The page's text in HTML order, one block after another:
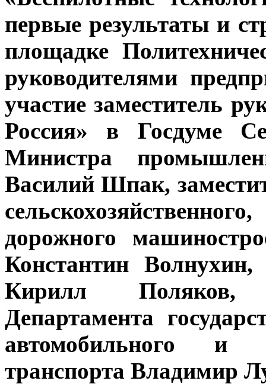
первые результаты и
площадке
руководителями
участие заместитель
Россия» в Госдуме
Министра
Василий Шпак,
дорожного
Константин Волнухин,
Кирилл Поляков,
Департамента
автомобильного и
транспорта Владимир